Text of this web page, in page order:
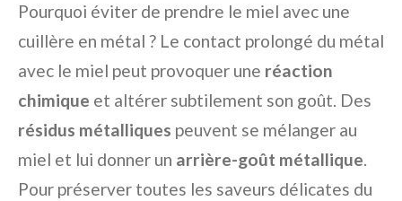
Pourquoi éviter de prendre le miel avec une
cuillère en métal ? Le contact prolongé du métal
avec le miel peut provoquer une réaction
chimique et altérer subtilement son goût. Des
résidus métalliques peuvent se mélanger au
miel et lui donner un arrière-goût métallique.
Pour préserver toutes les saveurs délicates du